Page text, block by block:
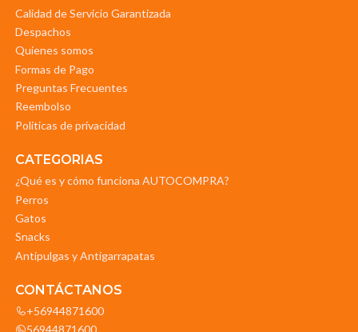
Calidad de Servicio Garantizada
Despachos
Quienes somos
Formas de Pago
Preguntas Frecuentes
Reembolso
Politicas de privacidad
CATEGORIAS
¿Qué es y cómo funciona AUTOCOMPRA?
Perros
Gatos
Snacks
Antipulgas y Antigarrapatas
CONTÁCTANOS
+56944871600